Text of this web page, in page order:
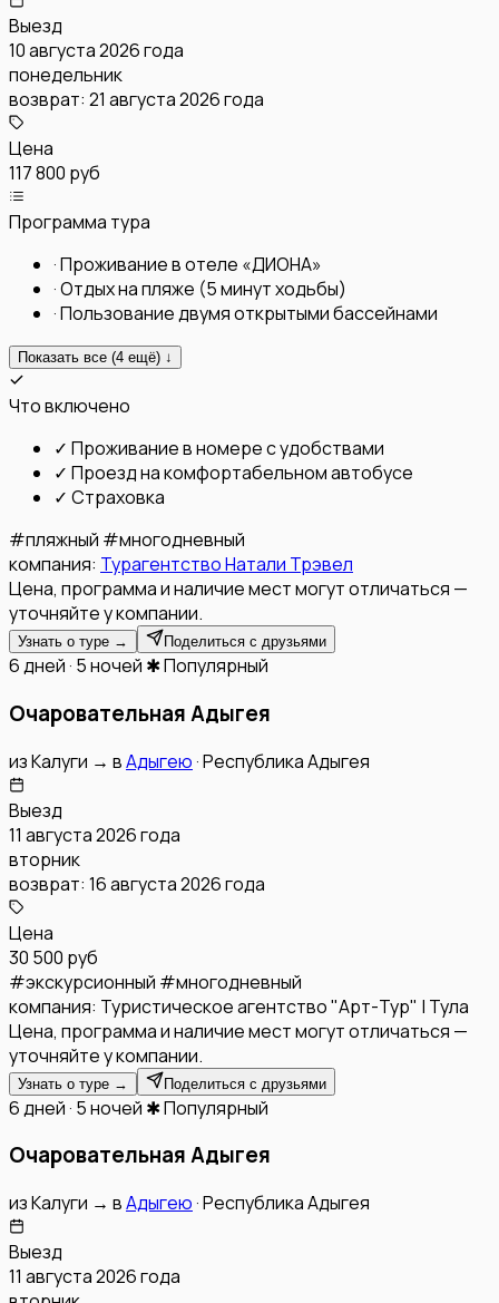
Выезд
10 августа 2026 года
понедельник
возврат: 21 августа 2026 года
Цена
117 800 руб
Программа тура
·Проживание в отеле «ДИОНА»
·Отдых на пляже (5 минут ходьбы)
·Пользование двумя открытыми бассейнами
Показать все (4 ещё) ↓
Что включено
✓ Проживание в номере с удобствами
✓ Проезд на комфортабельном автобусе
✓ Страховка
#пляжный #многодневный
компания: Турагентство Натали Трэвел
Цена, программа и наличие мест могут отличаться —
уточняйте у компании.
Узнать о туре → Поделиться с друзьями
6 дней · 5 ночей ✱ Популярный
Очаровательная Адыгея
изКалуги → вАдыгею·Республика Адыгея
Выезд
11 августа 2026 года
вторник
возврат: 16 августа 2026 года
Цена
30 500 руб
#экскурсионный #многодневный
компания: Туристическое агентство "Арт-Тур" | Тула
Цена, программа и наличие мест могут отличаться —
уточняйте у компании.
Узнать о туре → Поделиться с друзьями
6 дней · 5 ночей ✱ Популярный
Очаровательная Адыгея
изКалуги → вАдыгею·Республика Адыгея
Выезд
11 августа 2026 года